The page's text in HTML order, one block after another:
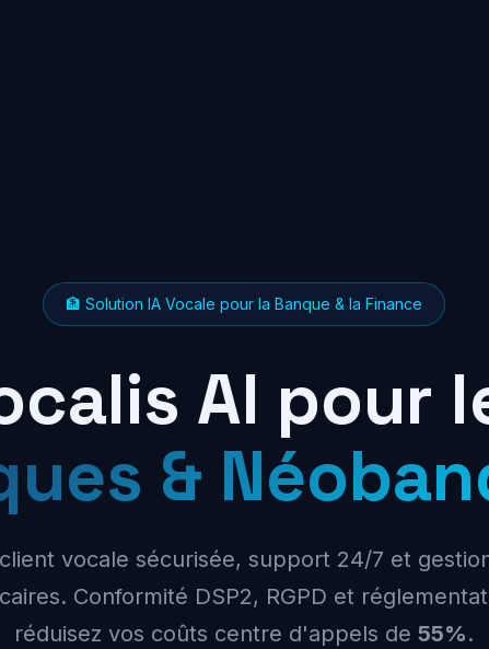
🏦 Solution IA Vocale pour la Banque & la Finance
AI pour
&
vocale sécurisée, support 24/7 et
Conformité DSP2, RGPD et
réduisez vos coûts centre d'appels de 55%.